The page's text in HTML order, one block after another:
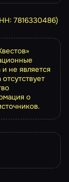
7816330486)
не является
о